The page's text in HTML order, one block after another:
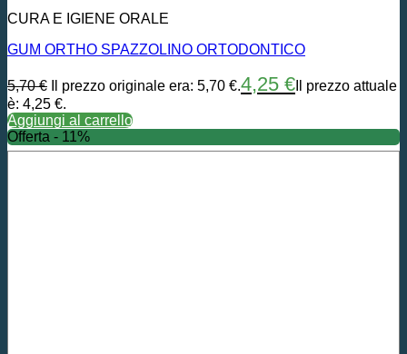
CURA E IGIENE ORALE
GUM ORTHO SPAZZOLINO ORTODONTICO
5,70€ Il prezzo originale era: 5,70 €.4,25 € Il prezzo attuale
è: 4,25 €.
Aggiungi al carrello
Offerta - 11%